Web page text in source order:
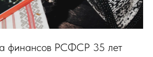
финансов РСФСР 35 лет